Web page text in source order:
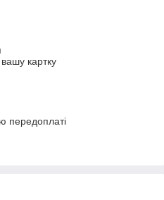
картку
передоплаті